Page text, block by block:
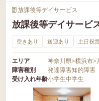
放課後等デイサービス
放課後等デイサービ
空きあり 送迎あり 土日祝
エリア 神奈川県>横浜市>
障害種別
発達障害知的障害
受け入れ年齢小学生中学生